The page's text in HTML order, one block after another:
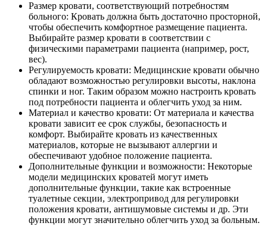
Размер кровати, соответствующий потребностям
больного: Кровать должна быть достаточно просторной,
чтобы обеспечить комфортное размещение пациента.
Выбирайте размер кровати в соответствии с
физическими параметрами пациента (например, рост,
вес).
Регулируемость кровати: Медицинские кровати обычно
обладают возможностью регулировки высоты, наклона
спинки и ног. Таким образом можно настроить кровать
под потребности пациента и облегчить уход за ним.
Материал и качество кровати: От материала и качества
кровати зависит ее срок службы, безопасность и
комфорт. Выбирайте кровать из качественных
материалов, которые не вызывают аллергии и
обеспечивают удобное положение пациента.
Дополнительные функции и возможности: Некоторые
модели медицинских кроватей могут иметь
дополнительные функции, такие как встроенные
туалетные секции, электропривод для регулировки
положения кровати, антишумовые системы и др. Эти
функции могут значительно облегчить уход за больным.